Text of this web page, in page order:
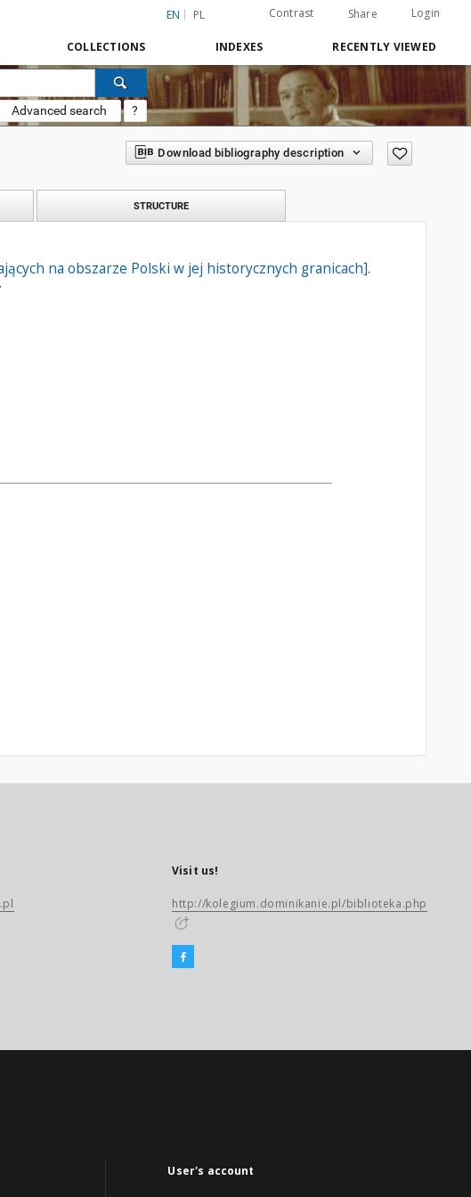
EN PL Contrast Share Login
COLLECTIONS INDEXES RECENTLY VIEWED
Advanced search ?
Download bibliography description
STRUCTURE
na obszarze Polski w jej historycznych granicach].
Visit us!
http://kolegium.dominikanie.pl/biblioteka.php
User's account